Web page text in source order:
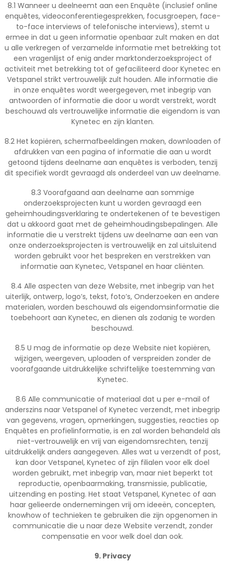
8.1 Wanneer u deelneemt aan een Enquête (inclusief online
enquêtes, videoconferentiegesprekken, focusgroepen, face-
to-face interviews of telefonische interviews), stemt u
ermee in dat u geen informatie openbaar zult maken en dat
u alle verkregen of verzamelde informatie met betrekking tot
een vragenlijst of enig ander marktonderzoeksproject of
activiteit met betrekking tot of gefaciliteerd door Kynetec en
Vetspanel strikt vertrouwelijk zult houden. Alle informatie die
in onze enquêtes wordt weergegeven, met inbegrip van
antwoorden of informatie die door u wordt verstrekt, wordt
beschouwd als vertrouwelijke informatie die eigendom is van
Kynetec en zijn klanten.
8.2 Het kopiëren, schermafbeeldingen maken, downloaden of
afdrukken van een pagina of informatie die aan u wordt
getoond tijdens deelname aan enquêtes is verboden, tenzij
dit specifiek wordt gevraagd als onderdeel van uw deelname.
8.3 Voorafgaand aan deelname aan sommige
onderzoeksprojecten kunt u worden gevraagd een
geheimhoudingsverklaring te ondertekenen of te bevestigen
dat u akkoord gaat met de geheimhoudingsbepalingen. Alle
informatie die u verstrekt tijdens uw deelname aan een van
onze onderzoeksprojecten is vertrouwelijk en zal uitsluitend
worden gebruikt voor het bespreken en verstrekken van
informatie aan Kynetec, Vetspanel en haar cliënten.
8.4 Alle aspecten van deze Website, met inbegrip van het
uiterlijk, ontwerp, logo’s, tekst, foto’s, Onderzoeken en andere
materialen, worden beschouwd als eigendomsinformatie die
toebehoort aan Kynetec, en dienen als zodanig te worden
beschouwd.
8.5 U mag de informatie op deze Website niet kopiëren,
wijzigen, weergeven, uploaden of verspreiden zonder de
voorafgaande uitdrukkelijke schriftelijke toestemming van
Kynetec.
8.6 Alle communicatie of materiaal dat u per e-mail of
anderszins naar Vetspanel of Kynetec verzendt, met inbegrip
van gegevens, vragen, opmerkingen, suggesties, reacties op
Enquêtes en profielinformatie, is en zal worden behandeld als
niet-vertrouwelijk en vrij van eigendomsrechten, tenzij
uitdrukkelijk anders aangegeven. Alles wat u verzendt of post,
kan door Vetspanel, Kynetec of zijn filialen voor elk doel
worden gebruikt, met inbegrip van, maar niet beperkt tot
reproductie, openbaarmaking, transmissie, publicatie,
uitzending en posting. Het staat Vetspanel, Kynetec of aan
haar gelieerde ondernemingen vrij om ideeën, concepten,
knowhow of technieken te gebruiken die zijn opgenomen in
communicatie die u naar deze Website verzendt, zonder
compensatie en voor welk doel dan ook.
9. Privacy